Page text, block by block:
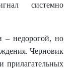
системно
– недорогой, но
Черновик
прилагательных